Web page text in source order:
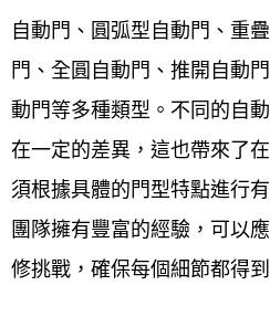
自動門、圓弧型自動門、重
門、全圓自動門、推開自動
動門等多種類型。不同的自
在一定的差異，這也帶來了
須根據具體的門型特點進行
團隊擁有豐富的經驗，可以
修挑戰，確保每個細節都得